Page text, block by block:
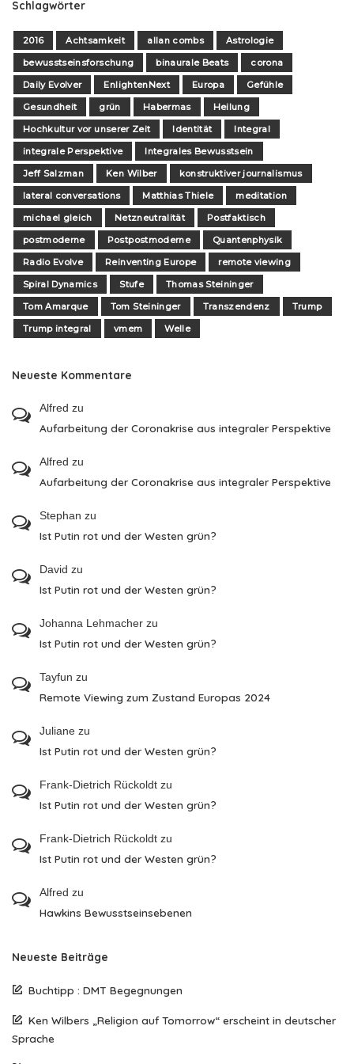
Schlagwörter
2016 Achtsamkeit allan combs
Astrologie
bewusstseinsforschung
binaurale Beats
corona
Daily Evolver
EnlightenNext Europa
Gefühle
Gesundheit
grün Habermas
Heilung
Hochkultur vor unserer Zeit
Identität
Integral
integrale Perspektive
Integrales Bewusstsein
Jeff Salzman
Ken Wilber
konstruktiver journalismus
lateral conversations
Matthias Thiele
meditation
michael gleich
Netzneutralität
Postfaktisch
postmoderne
Postpostmoderne
Quantenphysik
Radio Evolve
Reinventing Europe
remote viewing
Spiral Dynamics
Stufe
Thomas Steininger
Tom Amarque
Tom Steininger Transzendenz
Trump
Trump integral
vmem Welle
Neueste Kommentare
Alfred zu
Aufarbeitung der Coronakrise aus integraler Perspektive
Alfred zu
Aufarbeitung der Coronakrise aus integraler Perspektive
Stephan zu
Ist Putin rot und der Westen grün?
David zu
Ist Putin rot und der Westen grün?
Johanna Lehmacher zu
Ist Putin rot und der Westen grün?
Tayfun zu
Remote Viewing zum Zustand Europas 2024
Juliane zu
Ist Putin rot und der Westen grün?
Frank-Dietrich Rückoldt zu
Ist Putin rot und der Westen grün?
Frank-Dietrich Rückoldt zu
Ist Putin rot und der Westen grün?
Alfred zu
Hawkins Bewusstseinsebenen
Neueste Beiträge
Buchtipp : DMT Begegnungen
Ken Wilbers „Religion auf Tomorrow“ erscheint in deutscher
Sprache